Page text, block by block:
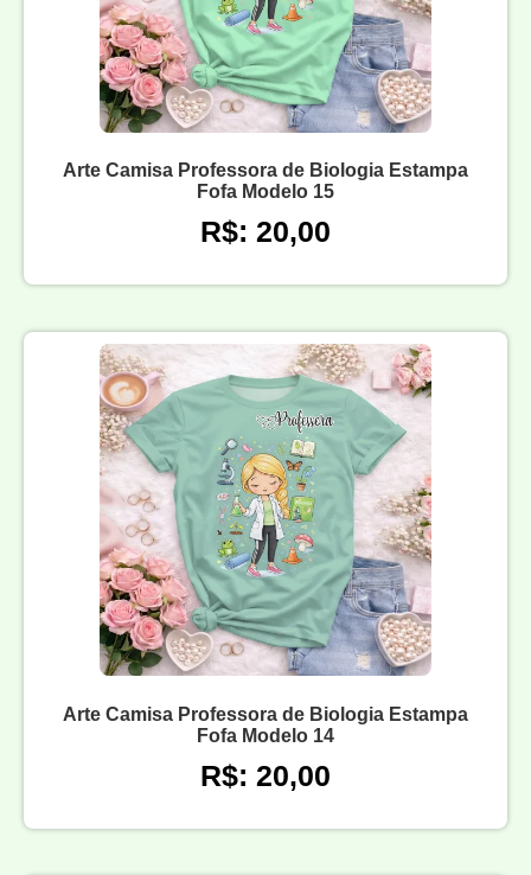
Arte Camisa Professora de Biologia Estampa
Fofa Modelo 15
R$: 20,00
Arte Camisa Professora de Biologia Estampa
Fofa Modelo 14
R$: 20,00